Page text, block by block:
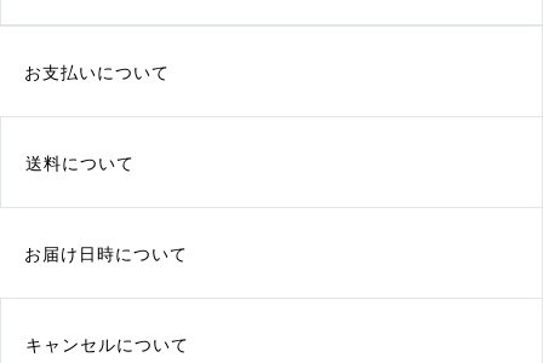
お支払いについて
送料について
お届け日時について
キャンセルについて